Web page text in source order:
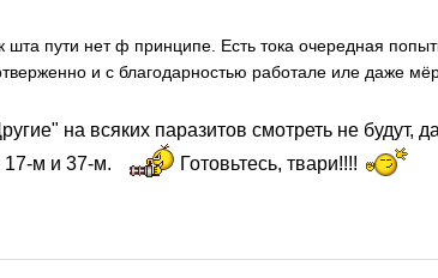
пути нет ф принципе. Есть тока очередная
и с благодарностью работале иле даже
на всяких паразитов смотреть не будут,
17-м и 37-м.
Готовьтесь, твари!!!!